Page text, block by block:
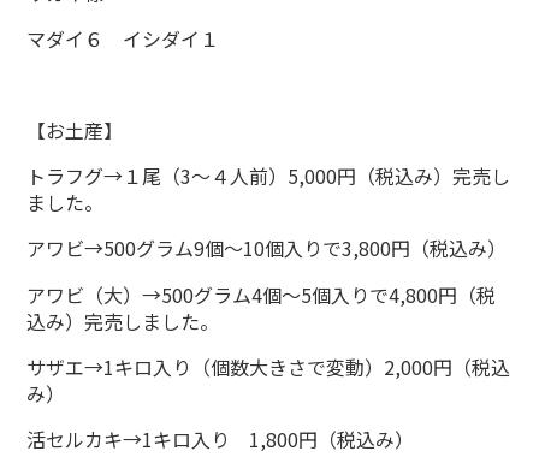
マダイ６ イシダイ１
【お土産】
トラフグ→１尾（3～４人前）5,000円（税込み）完売し
ました。
アワビ→500グラム9個～10個入りで3,800円（税込み）
アワビ（大）→500グラム4個～5個入りで4,800円（税
込み）完売しました。
サザエ→1キロ入り（個数大きさで変動）2,000円（税込
み）
活セルカキ→1キロ入り 1,800円（税込み）